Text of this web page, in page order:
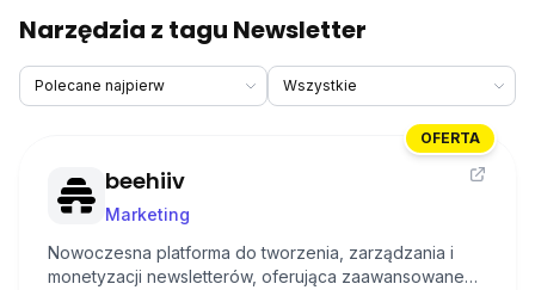
Narzędzia z tagu Newsletter
OFERTA
beehiiv
Marketing
Nowoczesna platforma do tworzenia, zarządzania i
monetyzacji newsletterów, oferująca zaawansowane